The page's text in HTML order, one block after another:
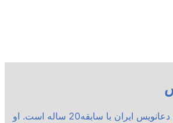
دعانویس انلاین بهترین دعانویس ایران با سابقه20 ساله است. او